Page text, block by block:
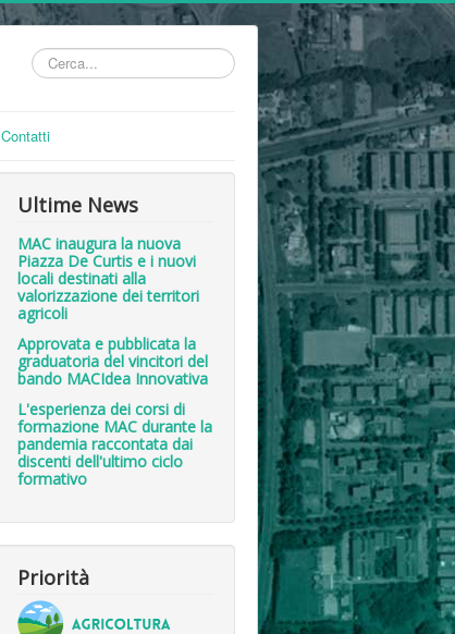
Cerca...
Contatti
Ultime News
MAC inaugura la nuova
Piazza De Curtis e i nuovi
locali destinati alla
valorizzazione dei territori
agricoli
Approvata e pubblicata la
graduatoria del vincitori del
bando MACIdea Innovativa
L'esperienza dei corsi di
formazione MAC durante la
pandemia raccontata dai
discenti dell'ultimo ciclo
formativo
Priorità